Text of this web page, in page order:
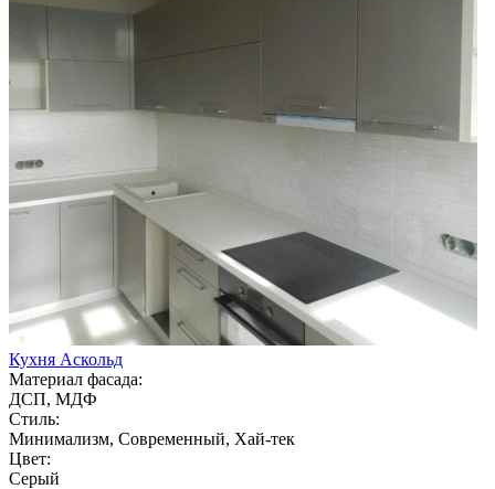
Кухня Аскольд
Материал фасада:
ДСП, МДФ
Стиль:
Минимализм, Современный, Хай-тек
Цвет:
Серый